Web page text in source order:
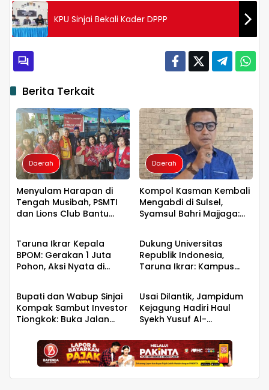
KPU Sinjai Bekali Kader DPPP
Berita Terkait
Daerah
Menyulam Harapan di
Tengah Musibah, PSMTI
dan Lions Club Bantu
Daerah
Kompol Kasman Kembali
Mengabdi di Sulsel,
Syamsul Bahri Majjaga:
Daerah
Taruna Ikrar Kepala
BPOM: Gerakan 1 Juta
Pohon, Aksi Nyata di
Daerah
Dukung Universitas
Republik Indonesia,
Taruna Ikrar: Kampus
Jepang dan China
Wujudkan Indonesia
Emas 2045
Daerah
Bupati dan Wabup Sinjai
Kompak Sambut Investor
Tiongkok: Buka Jalan
Daerah
Usai Dilantik, Jampidum
Kejagung Hadiri Haul
Syekh Yusuf Al-
hingga Malam di
Makassar